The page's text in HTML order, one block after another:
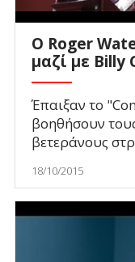
Ο Roger
μαζί με Billy
Έπαιξαν το
βοηθήσουν
βετεράνους
18/10/2015